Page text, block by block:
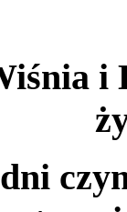
i